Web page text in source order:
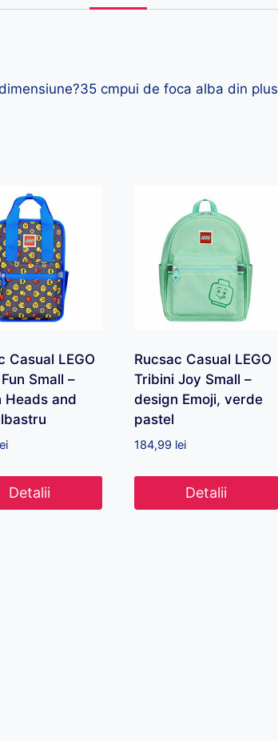
cmpui de foca alba din plus
Casual LEGO
Small –
Heads and
Detalii
Rucsac Casual LEGO
Tribini Joy Small –
design Emoji, verde
pastel
184,99 lei
Detalii